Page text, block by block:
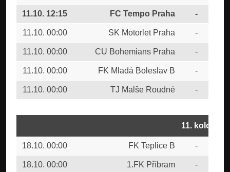
11.10. 12:15 FC Tempo Praha -
11.10. 00:00 SK Motorlet Praha -
11.10. 00:00 CU Bohemians Praha -
11.10. 00:00 FK Mladá Boleslav B -
11.10. 00:00 TJ Malše Roudné -
11. kolo
18.10. 00:00 FK Teplice B -
18.10. 00:00 1.FK Příbram -